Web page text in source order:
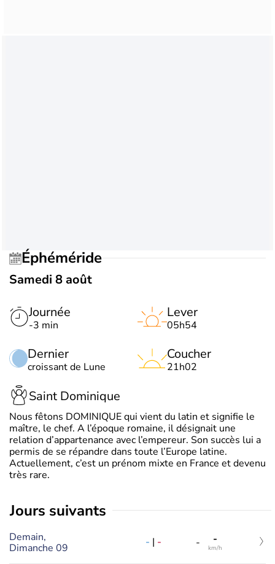
Éphéméride
Samedi 8 août
Journée
-3 min
Dernier
croissant de Lune
Lever
05h54
Coucher
21h02
Saint Dominique
Nous fêtons DOMINIQUE qui vient du latin et signifie le
maître, le chef. A l’époque romaine, il désignait une
relation d’appartenance avec l’empereur. Son succès lui a
permis de se répandre dans toute l’Europe latine.
Actuellement, c’est un prénom mixte en France et devenu
très rare.
jours suivants
Demain,
Dimanche 09
- | - - -
km/h